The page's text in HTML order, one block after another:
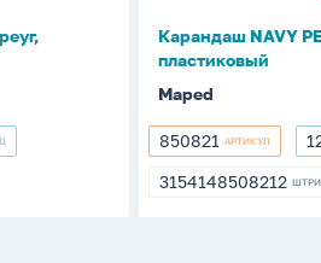
Карандаш NAVY
пластиковый
Maped
850821
850821 АРТИКУЛ
3154148508212
3154148508212